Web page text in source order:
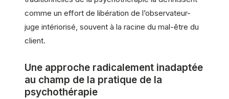
comme un effort de libération de l’observateur-
juge intériorisé, souvent à la racine du mal-être du
client.
Une approche radicalement inadaptée
au champ de la pratique de la
psychothérapie